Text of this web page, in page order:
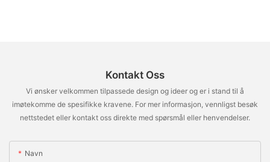
Kontakt Oss
Vi ønsker velkommen tilpassede design og ideer og er i stand til å
imøtekomme de spesifikke kravene. For mer informasjon, vennligst besøk
nettstedet eller kontakt oss direkte med spørsmål eller henvendelser.
Navn